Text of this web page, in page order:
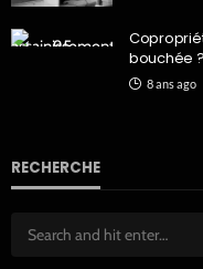
bouchée ?
8 ans ago
RECHERCHE